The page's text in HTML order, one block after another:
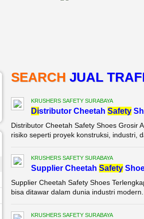
SEARCH JUAL
KRUSHERS SAFETY SURABAYA
Distributor Cheetah Safety
Distributor Cheetah Safety Shoes Grosir
risiko seperti proyek konstruksi, industri,
KRUSHERS SAFETY SURABAYA
Supplier Cheetah Safety
Supplier Cheetah Safety Shoes
bisa ditawar dalam dunia industri
KRUSHERS SAFETY SURABAYA